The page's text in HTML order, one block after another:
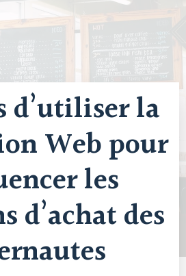
d’utiliser la
Web pour
les
d’achat des